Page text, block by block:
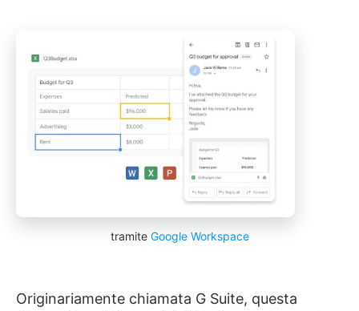
tramite Google Workspace
Originariamente chiamata G Suite, questa